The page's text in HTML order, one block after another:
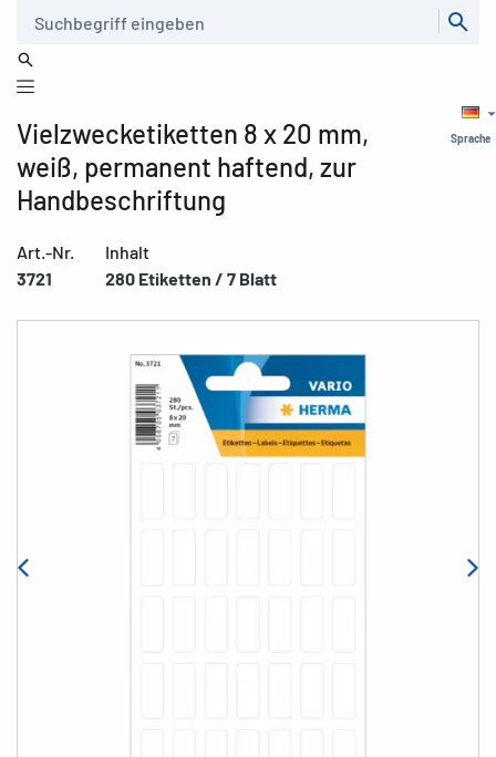
Sprache
Vielzwecketiketten 8 x 20 mm,
weiß, permanent haftend, zur
Handbeschriftung
Art.-Nr.
3721
Inhalt
280 Etiketten / 7 Blatt